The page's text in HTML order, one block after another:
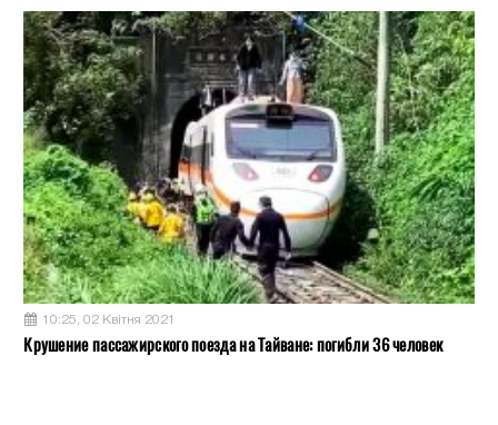
10:25, 02 Квітня 2021
Крушение пассажирского поезда на Тайване: погибли 36 человек